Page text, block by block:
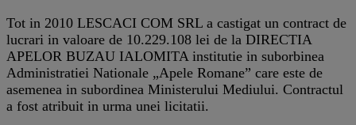
Tot in 2010 LESCACI COM SRL a castigat un contract de
lucrari in valoare de 10.229.108 lei de la DIRECTIA
APELOR BUZAU IALOMITA institutie in suborbinea
Administratiei Nationale „Apele Romane” care este de
asemenea in subordinea Ministerului Mediului. Contractul
a fost atribuit in urma unei licitatii.